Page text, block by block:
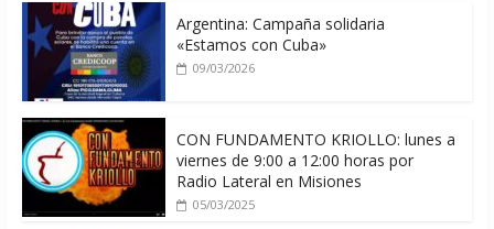
Argentina: Campaña solidaria
«Estamos con Cuba»
09/03/2026
CON FUNDAMENTO KRIOLLO: lunes a
viernes de 9:00 a 12:00 horas por
Radio Lateral en Misiones
05/03/2025